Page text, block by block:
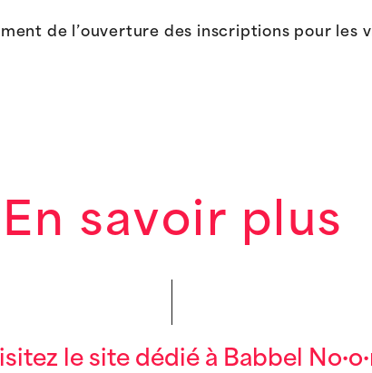
de l’ouverture des inscriptions pour les
En savoir plus
le site dédié à Babbel